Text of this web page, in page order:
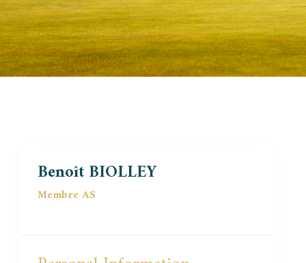
Benoît BIOLLEY
Membre AS